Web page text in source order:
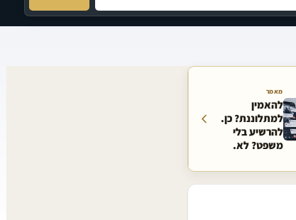
מאמר
להאמין
למתלוננת? כן.
להרשיע בלי
משפט? לא.